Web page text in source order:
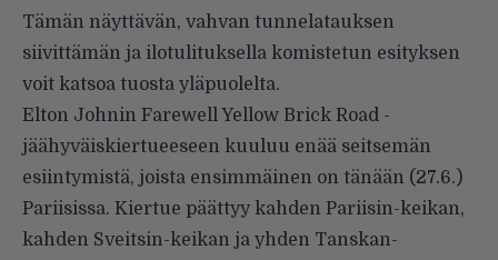
Tämän näyttävän, vahvan tunnelatauksen
siivittämän ja ilotulituksella komistetun esityksen
voit katsoa tuosta yläpuolelta.
Elton Johnin Farewell Yellow Brick Road -
jäähyväiskiertueeseen kuuluu enää seitsemän
esiintymistä, joista ensimmäinen on tänään (27.6.)
Pariisissa. Kiertue päättyy kahden Pariisin-keikan,
kahden Sveitsin-keikan ja yhden Tanskan-